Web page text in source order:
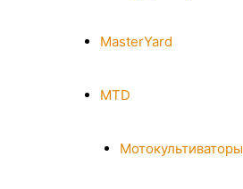
MasterYard
MTD
Мотокультиваторы